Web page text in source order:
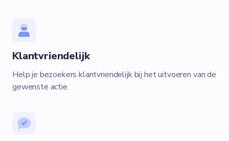
Klantvriendelijk
Help je bezoekers klantvriendelijk bij het uitvoeren van de
gewenste actie.